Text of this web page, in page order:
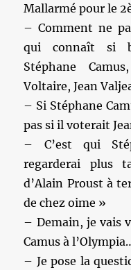
Mallarmé pour le
– Comment ne
qui connaît si
Stéphane
Voltaire, Jean
– Si Stéphane
pas si il voterait
– C’est qui
regarderai plus
d’Alain Proust à
de chez oime »
– Demain, je vais
Camus à
– Je pose la